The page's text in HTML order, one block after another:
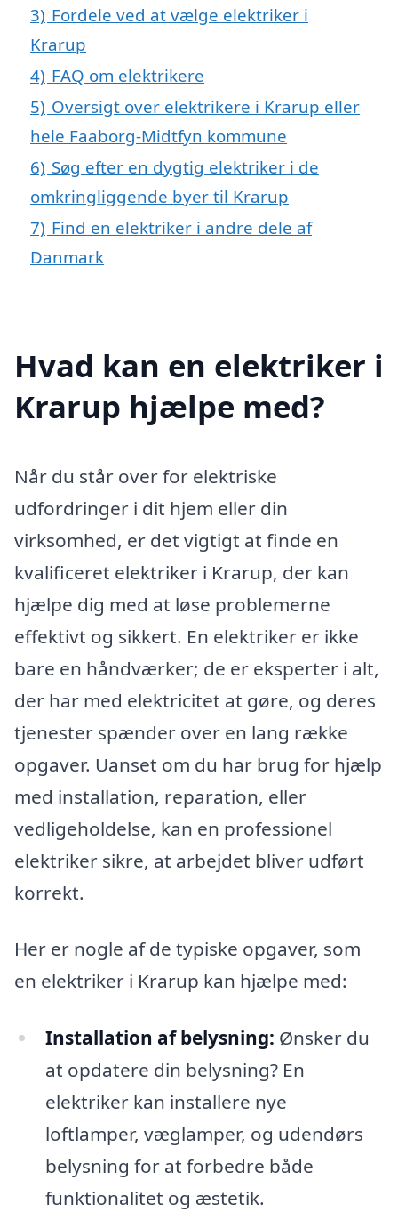
3) Fordele ved at vælge elektriker i
Krarup
4) FAQ om elektrikere
5) Oversigt over elektrikere i Krarup eller
hele Faaborg-Midtfyn kommune
6) Søg efter en dygtig elektriker i de
omkringliggende byer til Krarup
7) Find en elektriker i andre dele af
Danmark
Hvad kan en elektriker i
Krarup hjælpe med?
Når du står over for elektriske
udfordringer i dit hjem eller din
virksomhed, er det vigtigt at finde en
kvalificeret elektriker i Krarup, der kan
hjælpe dig med at løse problemerne
effektivt og sikkert. En elektriker er ikke
bare en håndværker; de er eksperter i alt,
der har med elektricitet at gøre, og deres
tjenester spænder over en lang række
opgaver. Uanset om du har brug for hjælp
med installation, reparation, eller
vedligeholdelse, kan en professionel
elektriker sikre, at arbejdet bliver udført
korrekt.
Her er nogle af de typiske opgaver, som
en elektriker i Krarup kan hjælpe med:
Installation af belysning: Ønsker du
at opdatere din belysning? En
elektriker kan installere nye
loftlamper, væglamper, og udendørs
belysning for at forbedre både
funktionalitet og æstetik.